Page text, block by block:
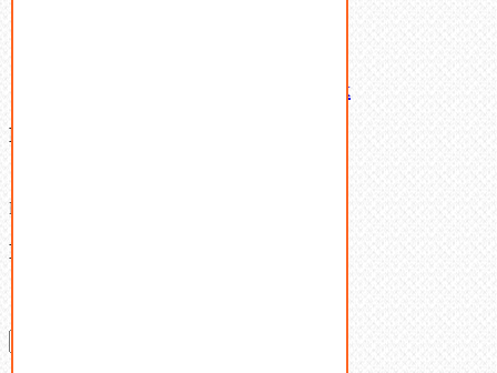
Латунный и бронзовый крепеж
Ваша корзина
В корзине нет товаров.
Поиск